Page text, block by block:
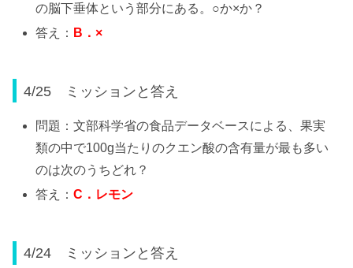
の脳下垂体という部分にある。○か×か？
答え： B ．×
4/25 ミッションと答え
問題：文部科学省の食品データベースによる、果実
類の中で100g当たりのクエン酸の含有量が最も多い
のは次のうちどれ？
答え：C ．レモン
4/24 ミッションと答え